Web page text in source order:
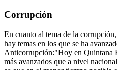
Corrupción
En cuanto al tema de la
hay temas en los que se ha
Anticorrupción:"Hoy en Quintana
más avanzados que a nivel